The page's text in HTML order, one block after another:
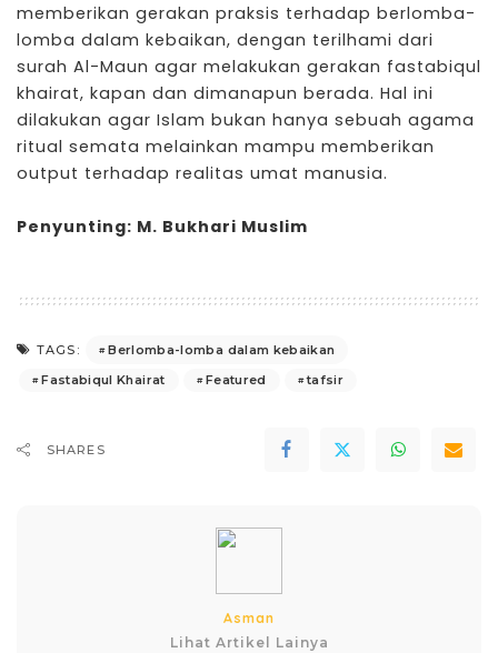
memberikan gerakan praksis terhadap berlomba-
lomba dalam kebaikan, dengan terilhami dari
surah Al-Maun agar melakukan gerakan fastabiqul
khairat, kapan dan dimanapun berada. Hal ini
dilakukan agar Islam bukan hanya sebuah agama
ritual semata melainkan mampu memberikan
output terhadap realitas umat manusia.
Penyunting: M. Bukhari Muslim
TAGS:
Berlomba-lomba dalam kebaikan
Fastabiqul Khairat
Featured tafsir
SHARES
Asman
Lihat Artikel Lainya